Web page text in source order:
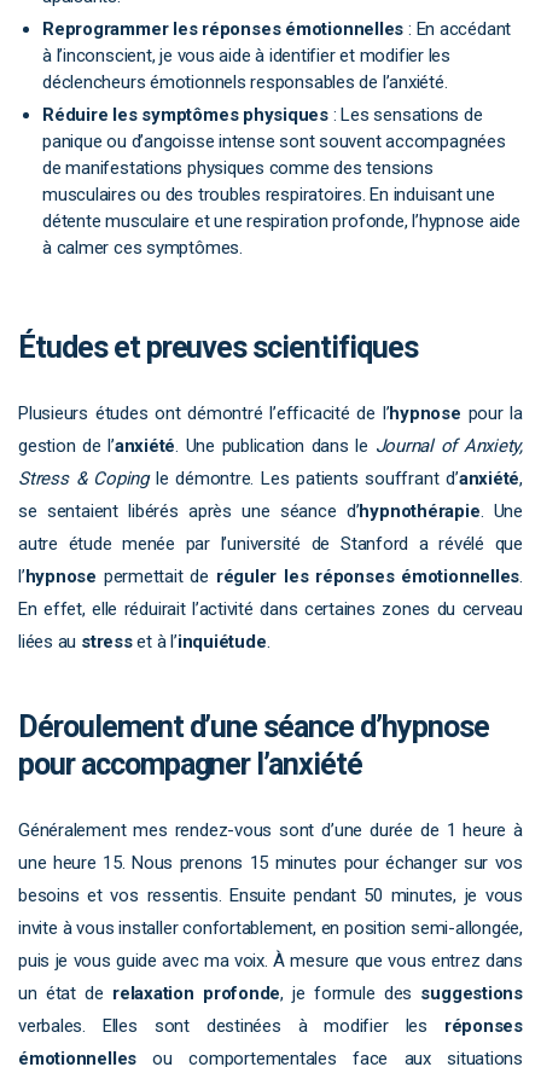
Reprogrammer les réponses émotionnelles : En accédant
à l’inconscient, je vous aide à identifier et modifier les
déclencheurs émotionnels responsables de l’anxiété.
Réduire les symptômes physiques : Les sensations de
panique ou d’angoisse intense sont souvent accompagnées
de manifestations physiques comme des tensions
musculaires ou des troubles respiratoires. En induisant une
détente musculaire et une respiration profonde, l’hypnose aide
à calmer ces symptômes.
Études et preuves scientifiques
Plusieurs études ont démontré l’efficacité de l’hypnose pour la
gestion de l’anxiété. Une publication dans le Journal of Anxiety,
Stress & Copingle démontre. Les patients souffrant d’anxiété,
se sentaient libérés après une séance d’hypnothérapie. Une
autre étude menée par l’université de Stanford a révélé que
l’hypnose permettait de réguler les réponses émotionnelles.
En effet, elle réduirait l’activité dans certaines zones du cerveau
liées au stresset à l’inquiétude.
Déroulement d’une séance d’hypnose
pour accompagner l’anxiété
Généralement mes rendez-vous sont d’une durée de 1 heure à
une heure 15. Nous prenons 15 minutes pour échanger sur vos
besoins et vos ressentis. Ensuite pendant 50 minutes, je vous
invite à vous installer confortablement, en position semi-allongée,
puis je vous guide avec ma voix. À mesure que vous entrez dans
un état de relaxation profonde, je formule des suggestions
verbales. Elles sont destinées à modifier les réponses
émotionnellesou comportementales face aux situations